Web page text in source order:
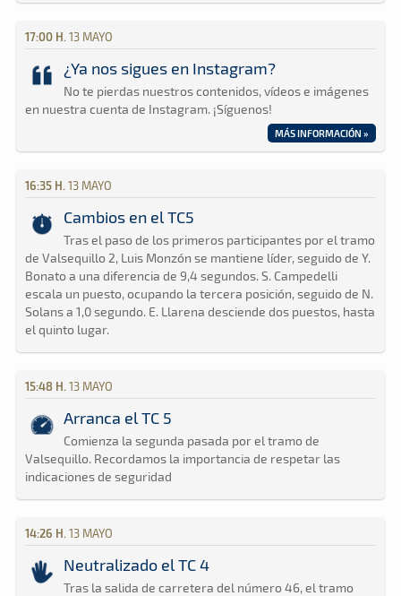
17:00 H. 13 MAYO
¿Ya nos sigues en Instagram?
No te pierdas nuestros contenidos, vídeos e imágenes
en nuestra cuenta de Instagram. ¡Síguenos!
MÁS INFORMACIÓN »
16:35 H. 13 MAYO
Cambios en el TC5
Tras el paso de los primeros participantes por el tramo
de Valsequillo 2, Luis Monzón se mantiene líder, seguido de Y.
Bonato a una diferencia de 9,4 segundos. S. Campedelli
escala un puesto, ocupando la tercera posición, seguido de N.
Solans a 1,0 segundo. E. Llarena desciende dos puestos, hasta
el quinto lugar.
15:48 H. 13 MAYO
Arranca el TC 5
Comienza la segunda pasada por el tramo de
Valsequillo. Recordamos la importancia de respetar las
indicaciones de seguridad
14:26 H. 13 MAYO
Neutralizado el TC 4
Tras la salida de carretera del número 46, el tramo